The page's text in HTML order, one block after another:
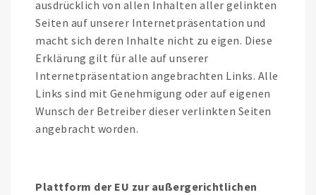
ausdrücklich von allen Inhalten aller gelinkten
Seiten auf unserer Internetpräsentation und
macht sich deren Inhalte nicht zu eigen. Diese
Erklärung gilt für alle auf unserer
Internetpräsentation angebrachten Links. Alle
Links sind mit Genehmigung oder auf eigenen
Wunsch der Betreiber dieser verlinkten Seiten
angebracht worden.
Plattform der EU zur außergerichtlichen